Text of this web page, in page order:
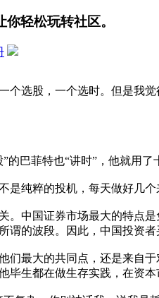
轻松玩转社区。
个选股，一个选时。但是我
菲特也“讲时”，他就用了
粹的投机，每天做好几个
中国证券市场最大的特点是
的波段。因此，中国投资
最大的共同点，还是来自于
生都在做生存实践，在资